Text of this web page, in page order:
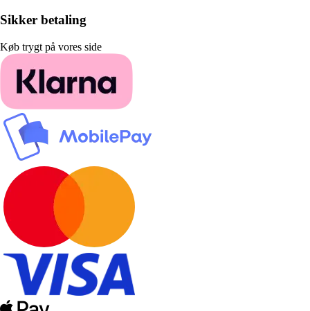
Sikker betaling
Køb trygt på vores side